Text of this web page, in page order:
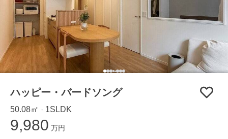
ハッピー・バードソング
50.08㎡ ・ 1SLDK
9,980 万円